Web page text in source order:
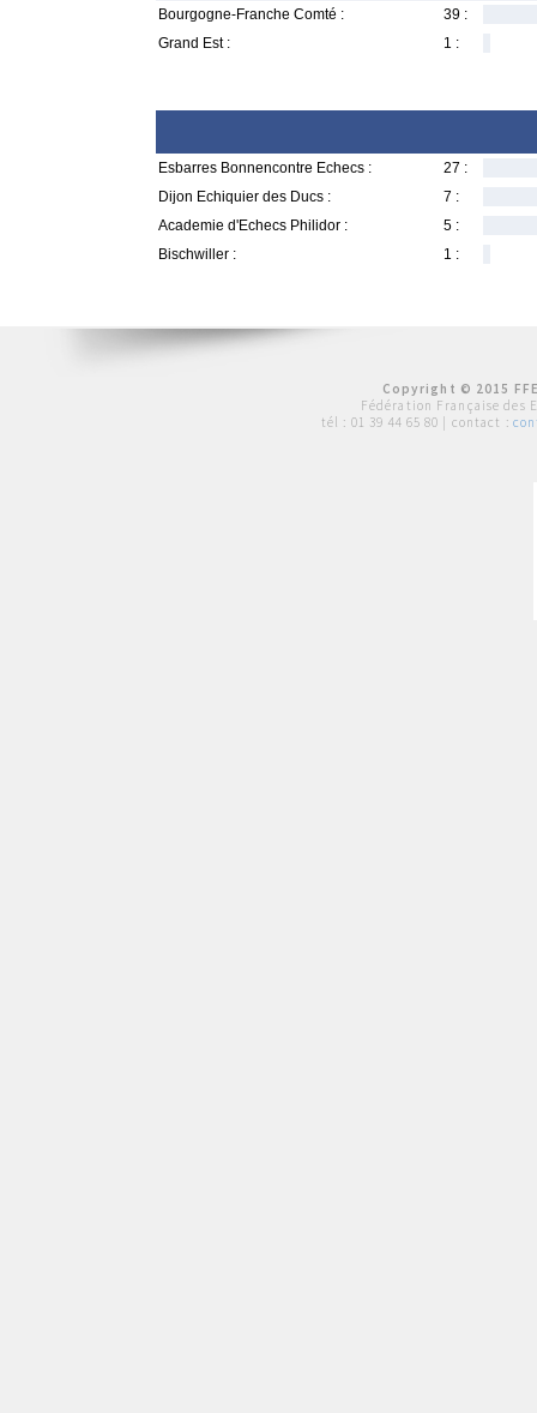
Bourgogne-Franche Comté :
39 :
Grand Est :
1 :
Esbarres Bonnencontre Echecs :
27 :
Dijon Echiquier des Ducs :
7 :
Academie d'Echecs Philidor :
5 :
Bischwiller :
1 :
Copyright © 2015
Fédération Française des
tél : 01 39 44 65 80 | contact :